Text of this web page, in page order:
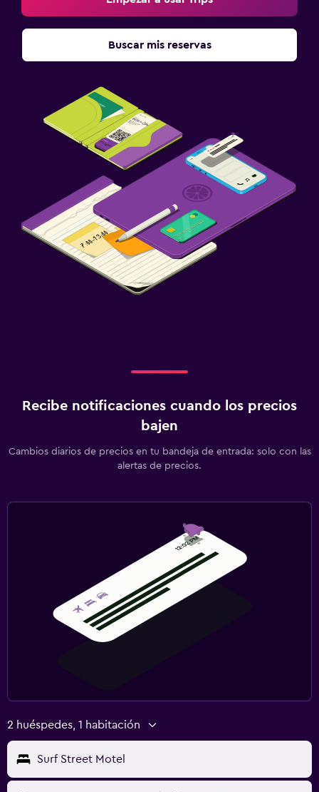
Buscar mis reservas
Recibe notificaciones cuando los precios
bajen
Cambios diarios de precios en tu bandeja de entrada: solo con las
alertas de precios.
2 huéspedes, 1 habitación
Surf Street Motel